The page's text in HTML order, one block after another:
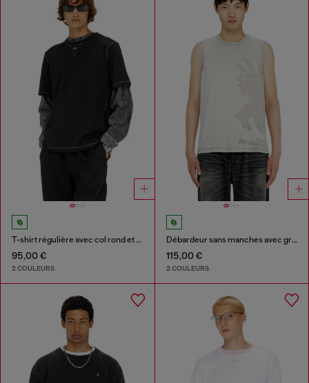
T-shirt régulière avec col rond et Oval D
95,00 €
2 COULEURS
Débardeur sans manches avec graphismes embossés
115,00 €
2 COULEURS